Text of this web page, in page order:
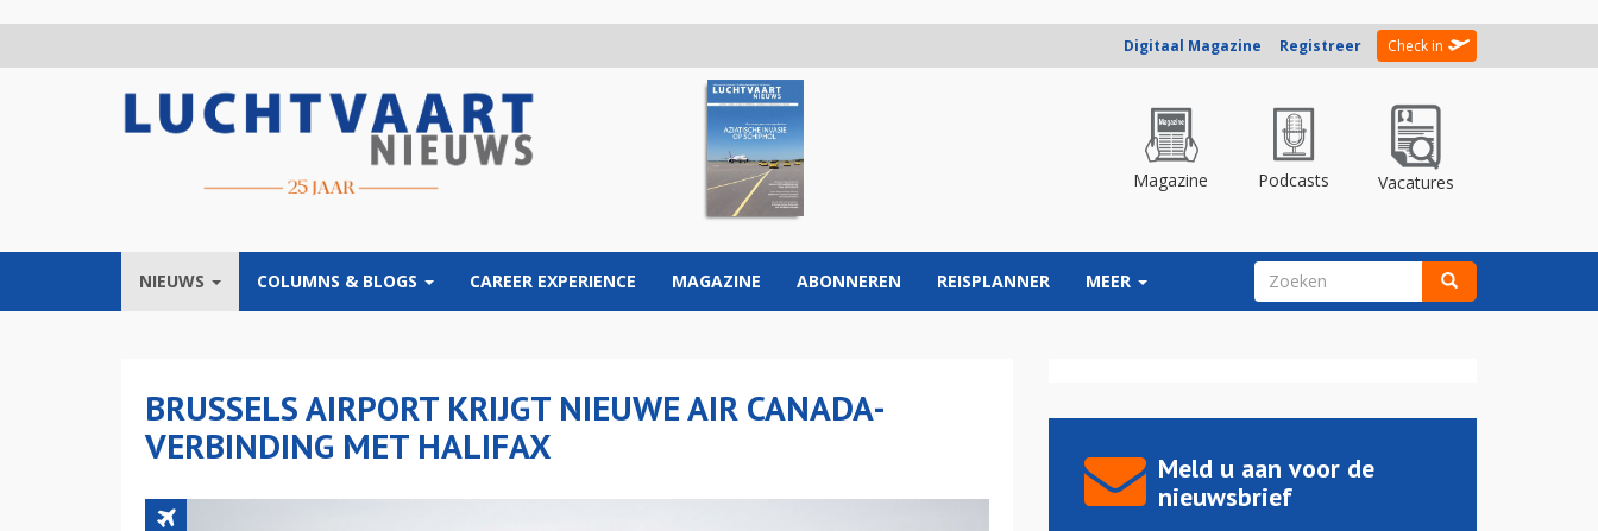
Digitaal Magazine Registreer Check in
Magazine Podcasts Vacatures
NIEUWS COLUMNS & BLOGS CAREER EXPERIENCE MAGAZINE ABONNEREN REISPLANNER MEER ZOEKVELD
BRUSSELS AIRPORT KRIJGT NIEUWE AIR CANADA-
VERBINDING MET HALIFAX
Meld u aan voor de
nieuwsbrief